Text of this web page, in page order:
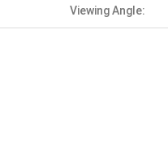
Viewing Angle: